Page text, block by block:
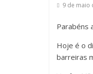
9 de maio
Parabéns
Hoje é o
barreiras